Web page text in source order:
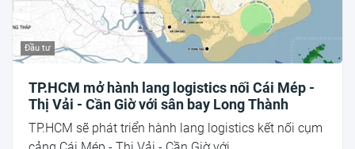
Đầu tư
TP.HCM mở hành lang logistics nối Cái Mép -
Thị Vải - Cần Giờ với sân bay Long Thành
TP.HCM sẽ phát triển hành lang logistics kết nối cụm